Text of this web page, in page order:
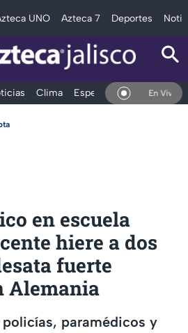
UNO Azteca 7 Deportes
Clima Espectáculos Deportes
En Vivo
en escuela
hiere a dos
fuerte
Alemania
paramédicos y